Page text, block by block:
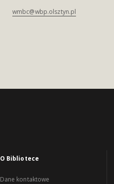
wmbc@wbp.olsztyn.pl
O Bibliotece
Dane kontaktowe